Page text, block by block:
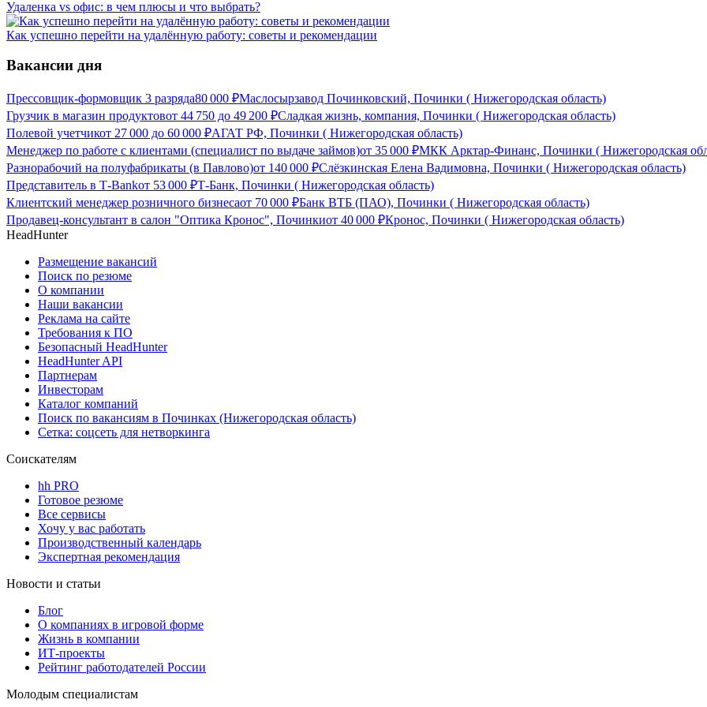
Удаленка vs офис: в чем плюсы и что выбрать?
Как успешно перейти на удалённую работу: советы и рекомендации
Вакансии дня
Прессовщик-формовщик 3 разряда80 000 ₽Маслосырзавод Починковский, Починки ( Нижегородская область)
Грузчик в магазин продуктовот 44 750 до 49 200 ₽Сладкая жизнь, компания, Починки ( Нижегородская область)
Полевой учетчикот 27 000 до 60 000 ₽АГАТ РФ, Починки ( Нижегородская область)
Менеджер по работе с клиентами (специалист по выдаче займов)от 35 000 ₽МКК Арктар-Финанс, Починки ( Нижегородская
Разнорабочий на полуфабрикаты (в Павлово)от 140 000 ₽Слёзкинская Елена Вадимовна, Починки ( Нижегородская область)
Представитель в Т-Bankот 53 000 ₽Т-Банк, Починки ( Нижегородская область)
Клиентский менеджер розничного бизнесаот 70 000 ₽Банк ВТБ (ПАО), Починки ( Нижегородская область)
Продавец-консультант в салон "Оптика Кронос", Починкиот 40 000 ₽Кронос, Починки ( Нижегородская область)
HeadHunter
Размещение вакансий
Поиск по резюме
О компании
Наши вакансии
Реклама на сайте
Требования к ПО
Безопасный HeadHunter
HeadHunter API
Партнерам
Инвесторам
Каталог компаний
Поиск по вакансиям в Починках (Нижегородская область)
Сетка: соцсеть для нетворкинга
Соискателям
hh PRO
Готовое резюме
Все сервисы
Хочу у вас работать
Производственный календарь
Экспертная рекомендация
Новости и статьи
Блог
О компаниях в игровой форме
Жизнь в компании
ИТ-проекты
Рейтинг работодателей России
Молодым специалистам